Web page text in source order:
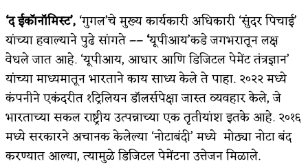
‘द ईकॉनॉमिस्ट’,‘गुगल’चे मुख्य कार्यकारी अधिकारी ‘सुंदर पिचाई’
यांच्या हवाल्याने पुढे सांगते–– ‘यूपीआय’कडे जगभरातून लक्ष
वेधले जात आहे. ‘यूपीआय, आधार आणि डिजिटल पेमेंट तंत्रज्ञान’
यांच्या माध्यमातून भारताने काय साध्य केले ते पाहा. २०२२ मध्ये
कंपनीने एकंदरीत १ट्रिलियन डॉलर्सपेक्षा जास्त व्यवहार केले, जे
भारताच्या सकल राष्ट्रीय उत्पन्नाच्या एक तृतीयांश इतके आहे. २०१६
मध्ये सरकारने अचानक केलेल्या ‘नोटाबंदी’ मध्ये मोठ्या नोटा बंद
करण्यात आल्या, त्यामुळे डिजिटल पेमेंटना उत्तेजन मिळाले.